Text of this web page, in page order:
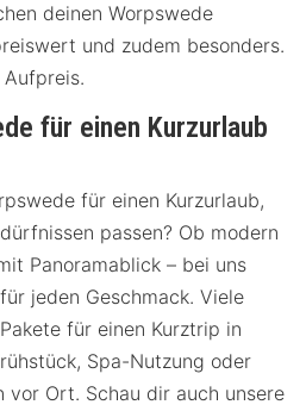
deinen Worpswede
und zudem besonders.
für einen Kurzurlaub
für einen Kurzurlaub,
passen? Ob modern
Panoramablick – bei uns
jeden Geschmack. Viele
für einen Kurztrip in
Spa-Nutzung oder
vor Ort. Schau dir auch unsere